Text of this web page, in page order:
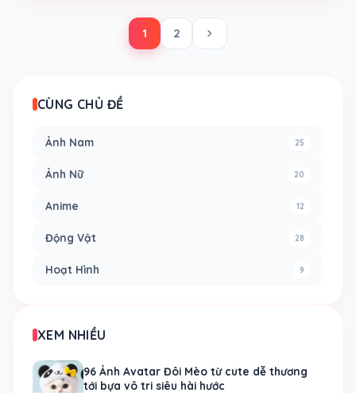
1 2 chevron_right
CÙNG CHỦ ĐỀ
Ảnh Nam 25
Ảnh Nữ 20
Anime 12
Động Vật 28
Hoạt Hình 9
XEM NHIỀU
96 Ảnh Avatar Đôi Mèo từ cute dễ thương
tới bựa vô tri siêu hài hước